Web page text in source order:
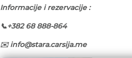
Informacije i rezervacije :
📞+382 68 888-864
✉️info@stara.carsija.me